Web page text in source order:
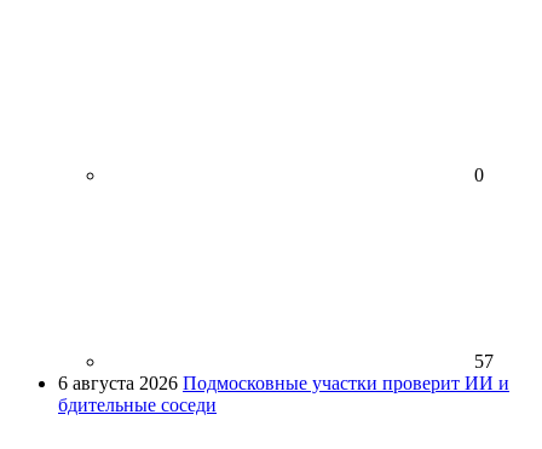
0
57
6 августа 2026 Подмосковные участки проверит ИИ и
бдительные соседи